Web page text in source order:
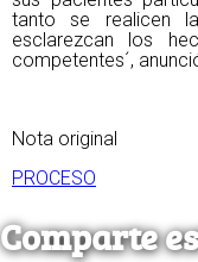
tanto se realicen
esclarezcan los
competentes´,
Nota original
PROCESO
Comparte